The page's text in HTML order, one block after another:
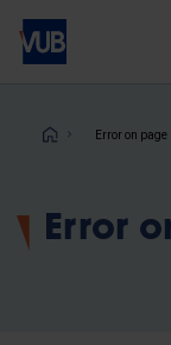
Skip
main
Error on page
Error